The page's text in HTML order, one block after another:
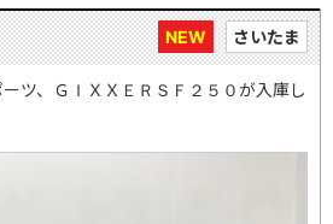
NEW さいたま
ツ、ＧＩＸＸＥＲＳＦ２５０が入庫し